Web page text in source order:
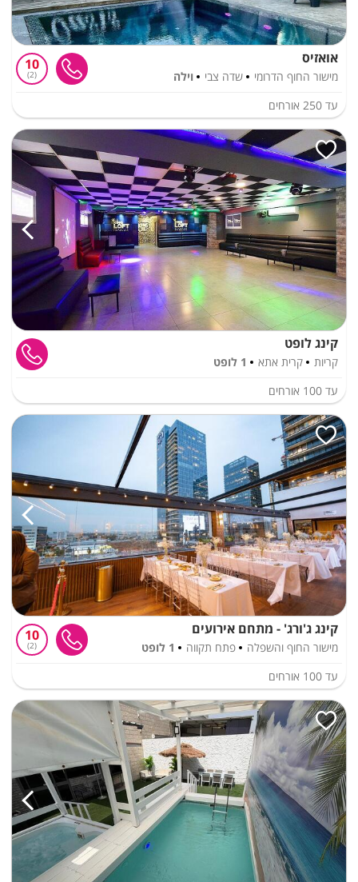
אואזיס
מישור החוף הדרומי שדה צבי וילה
10
2
עד 250 אורחים
קינג לופט
קריות קרית אתא
1 לופט
עד 100 אורחים
קינג ג'ורג' - מתחם אירועים
מישור החוף והשפלה פתח תקווה 1 לופט
10
2
עד 100 אורחים